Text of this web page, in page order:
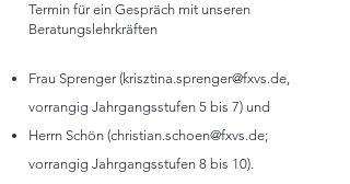
Termin für ein Gespräch mit unseren
Beratungslehrkräften
Frau Sprenger (krisztina.sprenger@fxvs.de,
vorrangig Jahrgangsstufen 5 bis 7) und
Herrn Schön (christian.schoen@fxvs.de;
vorrangig Jahrgangsstufen 8 bis 10).